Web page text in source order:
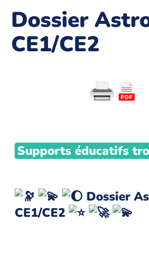
Dossier
CE1/CE2
Supports éducatifs
Dossier
CE1/CE2